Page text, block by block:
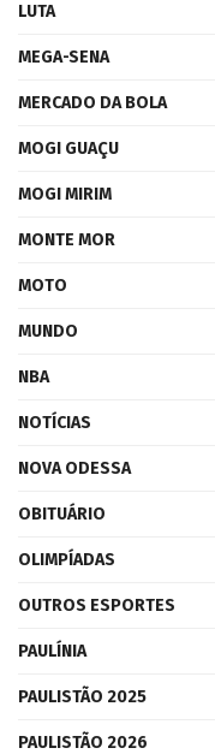
LUTA
MEGA-SENA
MERCADO DA BOLA
MOGI GUAÇU
MOGI MIRIM
MONTE MOR
MOTO
MUNDO
NBA
NOTÍCIAS
NOVA ODESSA
OBITUÁRIO
OLIMPÍADAS
OUTROS ESPORTES
PAULÍNIA
PAULISTÃO 2025
PAULISTÃO 2026